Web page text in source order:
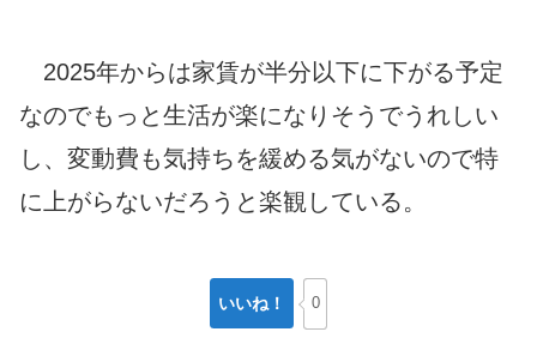
2025年からは家賃が半分以下に下がる予定
なのでもっと生活が楽になりそうでうれしい
し、変動費も気持ちを緩める気がないので特
に上がらないだろうと楽観している。
いいね！ 0